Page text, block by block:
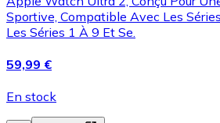
Sportive, Compatible Avec Les
Les Séries 1 À 9 Et Se.
59,99 €
En stock